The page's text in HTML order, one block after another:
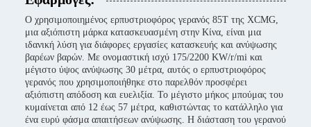
Ο χρησιμοποιημένος ερπυστριοφόρος γερανός 85T της XCMG,
μια αξιόπιστη μάρκα κατασκευασμένη στην Κίνα, είναι μια
ιδανική λύση για διάφορες εργασίες κατασκευής και ανύψωσης
βαρέων βαρών. Με ονομαστική ισχύ 175/2200 KW/r/mi και
μέγιστο ύψος ανύψωσης 30 μέτρα, αυτός ο ερπυστριοφόρος
γερανός που χρησιμοποιήθηκε στο παρελθόν προσφέρει
αξιόπιστη απόδοση και ευελιξία. Το μέγιστο μήκος μπούμας του
κυμαίνεται από 12 έως 57 μέτρα, καθιστώντας το κατάλληλο για
ένα ευρύ φάσμα απαιτήσεων ανύψωσης. Η διάσταση του γερανού